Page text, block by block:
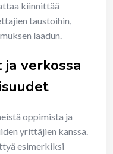
kiinnittää
taustoihin,
laadun.
verkossa
oppimista ja
yrittäjien kanssa.
esimerkiksi